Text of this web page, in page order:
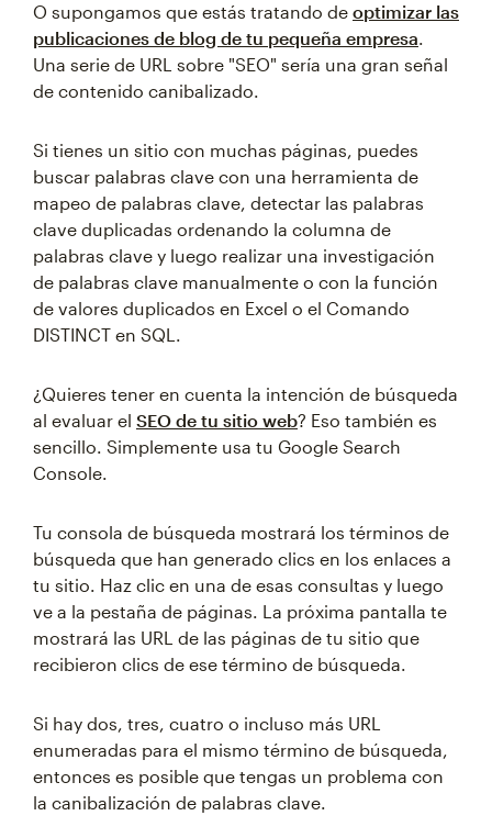
O supongamos que estás tratando de optimizar las
publicaciones de blog de tu pequeña empresa.
Una serie de URL sobre "SEO" sería una gran señal
de contenido canibalizado.
Si tienes un sitio con muchas páginas, puedes
buscar palabras clave con una herramienta de
mapeo de palabras clave, detectar las palabras
clave duplicadas ordenando la columna de
palabras clave y luego realizar una investigación
de palabras clave manualmente o con la función
de valores duplicados en Excel o el Comando
DISTINCT en SQL.
¿Quieres tener en cuenta la intención de búsqueda
al evaluar el SEO de tu sitio web? Eso también es
sencillo. Simplemente usa tu Google Search
Console.
Tu consola de búsqueda mostrará los términos de
búsqueda que han generado clics en los enlaces a
tu sitio. Haz clic en una de esas consultas y luego
ve a la pestaña de páginas. La próxima pantalla te
mostrará las URL de las páginas de tu sitio que
recibieron clics de ese término de búsqueda.
Si hay dos, tres, cuatro o incluso más URL
enumeradas para el mismo término de búsqueda,
entonces es posible que tengas un problema con
la canibalización de palabras clave.